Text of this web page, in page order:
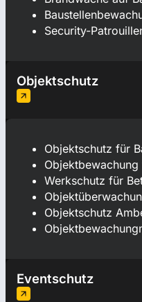
Security-
Objektschutz
Objektschutz für
Werkschutz für
Objektschutz
Eventschutz